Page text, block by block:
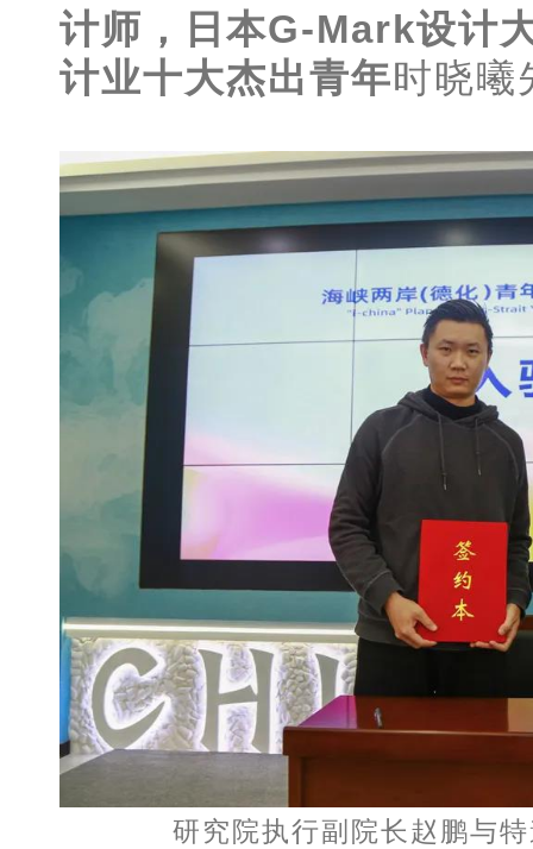
计师，日本G-Mark设计
计业十大杰出青年时晓曦
研究院执行副院长赵鹏与